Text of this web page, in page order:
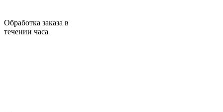
Обработка заказа в
течении часа